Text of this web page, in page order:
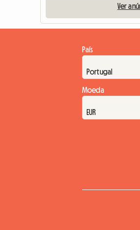
Ver
País
Moeda